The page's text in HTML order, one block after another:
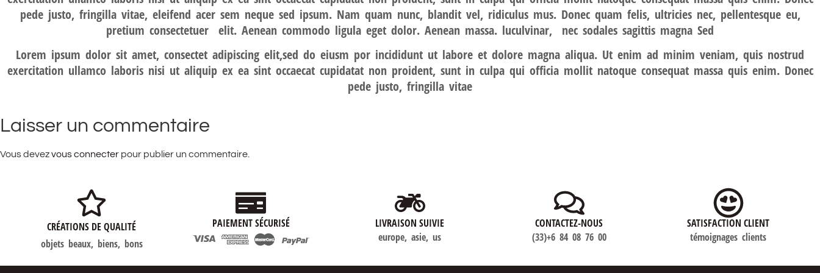
pede justo, fringilla vitae, eleifend acer sem neque sed ipsum. Nam quam nunc, blandit vel, ridiculus mus. Donec quam felis, ultricies nec, pellentesque eu,
pretium consectetuer elit. Aenean commodo ligula eget dolor. Aenean massa. luculvinar, nec sodales sagittis magna Sed
Lorem ipsum dolor sit amet, consectet adipiscing elit,sed do eiusm por incididunt ut labore et dolore magna aliqua. Ut enim ad minim veniam, quis nostrud
exercitation ullamco laboris nisi ut aliquip ex ea sint occaecat cupidatat non proident, sunt in culpa qui officia mollit natoque consequat massa quis enim. Donec
pede justo, fringilla vitae
Laisser un commentaire
Vous devezvous connecter pour publier un commentaire.
CRÉATIONS DE QUALITÉ
objets beaux, biens, bons
PAIEMENT SÉCURISÉ
LIVRAISON SUIVIE
europe, asie, us
CONTACTEZ-NOUS
(33)+6 84 08 76 00
SATISFACTION CLIENT
témoignages clients